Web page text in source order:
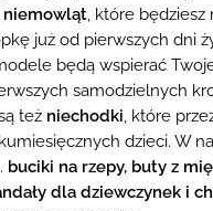
niemowląt , które będziesz
już od pierwszych dni
będą wspierać
samodzielnych
też niechodki , które
dzieci. W
buciki na rzepy, buty z
dla dziewczynek i